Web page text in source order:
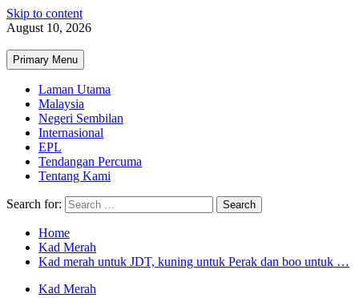
Skip to content
August 10, 2026
Primary Menu
Laman Utama
Malaysia
Negeri Sembilan
Internasional
EPL
Tendangan Percuma
Tentang Kami
Search for:
Home
Kad Merah
Kad merah untuk JDT, kuning untuk Perak dan boo untuk …
Kad Merah